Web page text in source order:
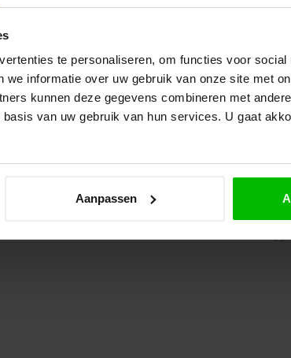
te personaliseren, om functies voor social
we informatie over uw gebruik van onze site met
kunnen deze gegevens combineren met
van uw gebruik van hun services. U gaat
Aanpassen
Op
Op
Op
Op